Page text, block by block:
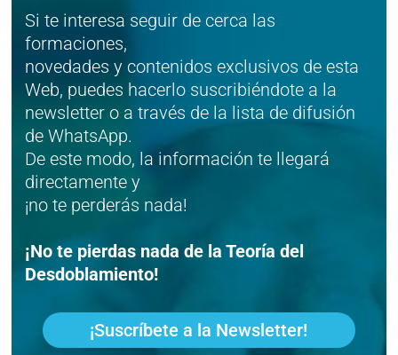
Si te interesa seguir de cerca las
formaciones,
novedades y contenidos exclusivos de esta
Web, puedes hacerlo suscribiéndote a la
newsletter o a través de la lista de difusión
de WhatsApp.
De este modo, la información te llegará
directamente y
¡no te perderás nada!
¡No te pierdas nada de la Teoría del
Desdoblamiento!
¡Suscríbete a la Newsletter!